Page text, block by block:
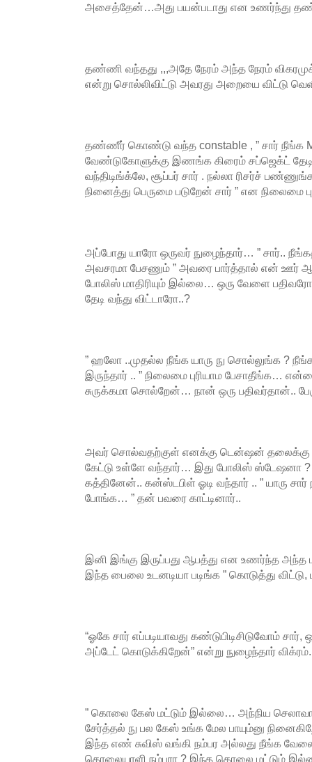
அசைத்தேன்…அது பயன்படாது என உணர்ந்து
தண்ணி வந்தது ,,,அதே நேரம் அந்த நேரம்
என்று சொல்லிவிட்டு அவரது அறையை விட்டு
தண்ணீர் கொண்டு வந்த constable , ” சார் நீங்க
வேண்டுகோளுக்கு இணங்க கிரைம் சப்ஜெக்ட்
வந்திடிங்க்லே, சூப்பர் சார் . நல்லா ரிசர்ச்
நினைத்து பெருமை படுறேன் சார் ” என நிலைமை
அப்போது யாரோ ஒருவர் நுழைந்தார்… ” சார்..
அவசரமா பேசணும் ” அவரை பார்த்தால் என் ஊர்
போலிஸ் மாதிரியும் இல்லை… ஒரு வேளை
தேடி வந்து விட்டாரோ..?
” ஹலோ ..முதல்ல நீங்க யாரு நு சொல்லுங்க ? நீங்க
இருந்தார் .. ” நிலைமை புரியாம பேசாதீங்க…
சுருக்கமா சொல்றேன்… நான் ஒரு பதிவர்தான்..
அவர் சொல்வதற்குள் எனக்கு டென்ஷன் தலைக்கு
கேட்டு உள்ளே வந்தார்… இது போலிஸ் ஸ்டேஷனா ?
கத்தினேன்.. கன்ஸ்டபிள் ஓடி வந்தார் .. ” யாரு
போங்க… ” தன் பவரை காட்டினார்..
இனி இங்கு இருப்பது ஆபத்து என உணர்ந்த அந்த
இந்த பைலை உடனடியா படிங்க ” கொடுத்து
“ஓகே சார் எப்படியாவது கண்டுபிடிசிடுவோம்
அப்டேட் கொடுக்கிறேன்” என்று நுழைந்தார் விக்ரம்.
” கொலை கேஸ் மட்டும் இல்லை… அந்நிய
சேர்த்தல் நு பல கேஸ் உங்க மேல பாயும்னு
இந்த எண் சுவிஸ் வங்கி நம்பர அல்லது நீங்க
கொலையாளி நம்பரா ? இந்த கொலை மட்டும்